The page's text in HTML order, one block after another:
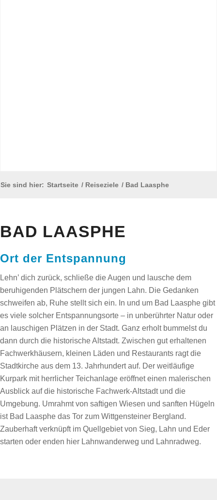
Sie sind hier: Startseite / Reiseziele / Bad Laasphe
BAD LAASPHE
Ort der Entspannung
Lehn’ dich zurück, schließe die Augen und lausche dem
beruhigenden Plätschern der jungen Lahn. Die Gedanken
schweifen ab, Ruhe stellt sich ein. In und um Bad Laasphe gibt
es viele solcher Entspannungsorte – in unberührter Natur oder
an lauschigen Plätzen in der Stadt. Ganz erholt bummelst du
dann durch die historische Altstadt. Zwischen gut erhaltenen
Fachwerkhäusern, kleinen Läden und Restaurants ragt die
Stadtkirche aus dem 13. Jahrhundert auf. Der weitläufige
Kurpark mit herrlicher Teichanlage eröffnet einen malerischen
Ausblick auf die historische Fachwerk-Altstadt und die
Umgebung. Umrahmt von saftigen Wiesen und sanften Hügeln
ist Bad Laasphe das Tor zum Wittgensteiner Bergland.
Zauberhaft verknüpft im Quellgebiet von Sieg, Lahn und Eder
starten oder enden hier Lahnwanderweg und Lahnradweg.